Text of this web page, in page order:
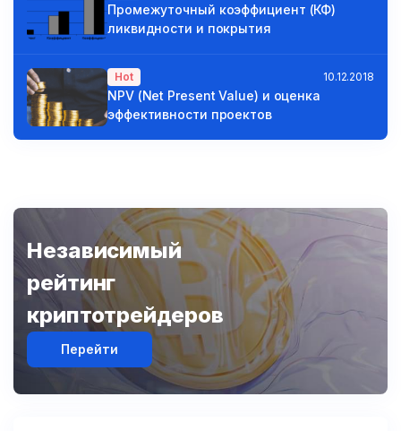
Промежуточный коэффициент (КФ)
ликвидности и покрытия
Hot 10.12.2018
NPV (Net Present Value) и оценка
эффективности проектов
Независимый
рейтинг
криптотрейдеров
Перейти